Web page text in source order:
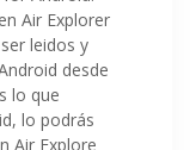
Air Explorer
leidos y
desde
lo que
lo podrás
Air Explore